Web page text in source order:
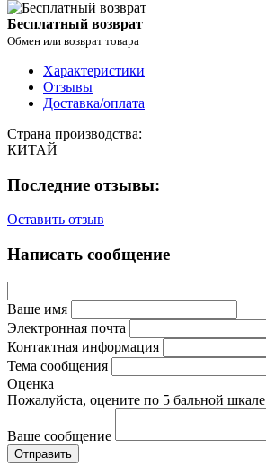
Бесплатный возврат
Обмен или возврат товара
Характеристики
Отзывы
Доставка/оплата
Страна производства:
КИТАЙ
Последние отзывы:
Оставить отзыв
Написать сообщение
Ваше имя
Электронная почта
Контактная информация
Тема сообщения
Оценка
Пожалуйста, оцените по 5 бальной шкале
Ваше сообщение